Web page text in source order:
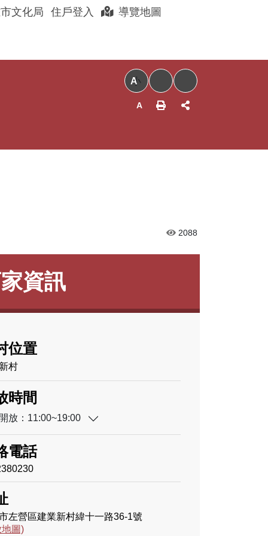
文化局 住戶登入 導覽地圖
小
2088
資訊
位置
村
時間
放：11:00~19:00
電話
左營區建業新村緯十一路36-1號
圖)